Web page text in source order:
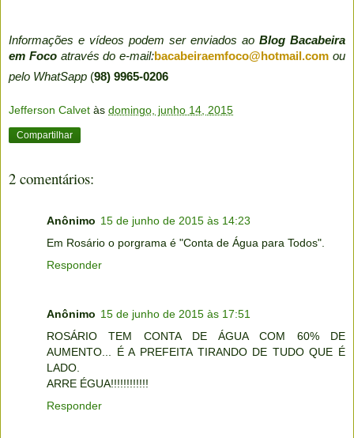
Informações e vídeos podem ser enviados ao Blog Bacabeira
em Focoatravés do e-mail:bacabeiraemfoco@hotmail.com ou
pelo WhatSapp (98) 9965-0206
Jefferson Calvet às domingo, junho 14, 2015
Compartilhar
2 comentários:
Anônimo 15 de junho de 2015 às 14:23
Em Rosário o porgrama é "Conta de Água para Todos".
Responder
Anônimo 15 de junho de 2015 às 17:51
ROSÁRIO TEM CONTA DE ÁGUA COM 60% DE
AUMENTO... É A PREFEITA TIRANDO DE TUDO QUE É
LADO.
ARRE ÉGUA!!!!!!!!!!!!
Responder